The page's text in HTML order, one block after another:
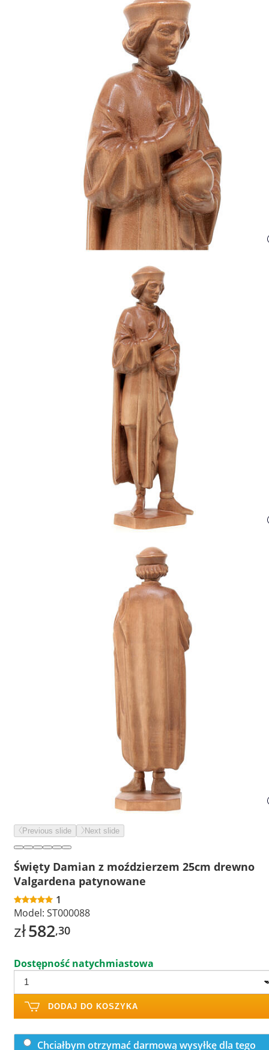
Previous slide Next slide
Święty Damian z moździerzem 25cm drewno
Valgardena patynowane
1
Model: ST000088
zł582,30
Dostępność natychmiastowa
DODAJ DO KOSZYKA
Chciałbym otrzymać darmową wysyłkę dla tego